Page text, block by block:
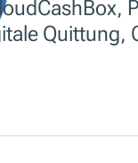
Quittung,